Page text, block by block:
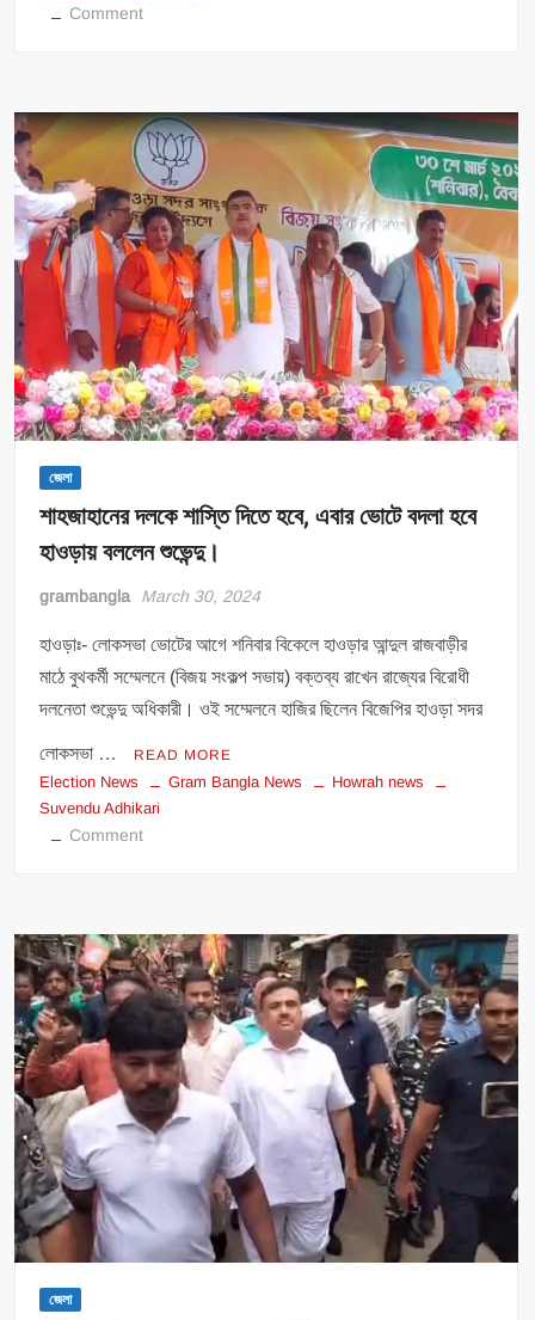
Commenton
মুক্তি
চাই”,
বিধানসভায়
বিক্ষোভ।
জেলা
শাহজাহানের দলকে শাস্তি দিতে হবে, এবার ভোটে বদলা হবে
হাওড়ায় বললেন শুভেন্দু।
grambangla March 30, 2024
হাওড়াঃ- লোকসভা ভোটের আগে শনিবার বিকেলে হাওড়ার আন্দুল রাজবাড়ীর
মাঠে বুথকর্মী সম্মেলনে (বিজয় সংকল্প সভায়) বক্তব্য রাখেন রাজ্যের বিরোধী
দলনেতা শুভেন্দু অধিকারী। ওই সম্মেলনে হাজির ছিলেন বিজেপির হাওড়া সদর
লোকসভা … READ MORE
Election News Gram Bangla News
Howrah news
Suvendu Adhikari
Commenton
দিতে
হবে,
এবার
বদলা
হবে
হাওড়ায়
বললেন
জেলা